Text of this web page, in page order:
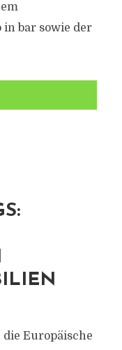
in bar sowie der
die Europäische